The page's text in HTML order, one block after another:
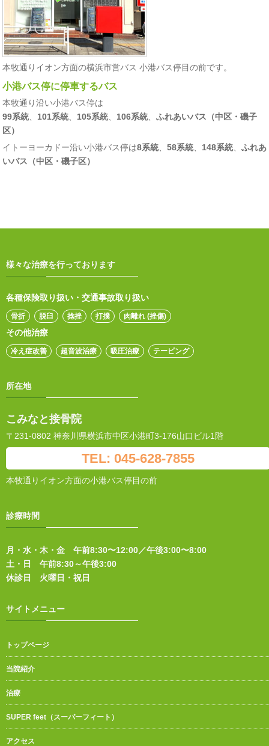
本牧通りイオン方面の横浜市営バス 小港バス停目の前です。
小港バス停に停車するバス
本牧通り沿い小港バス停は
99系統
101系統 105系統 106系統
ふれあいバス（中区・磯子
区）
イトーヨーカドー沿い小港バス停は8系統 58系統 148系統
ふれあ
いバス（中区・磯子区）
様々な治療を行っております
各種保険取り扱い・交通事故取り扱い
骨折 脱臼 捻挫 打撲 肉離れ (挫傷)
その他治療
冷え症改善 超音波治療 吸圧治療 テーピング
所在地
こみなと接骨院
〒231-0802 神奈川県横浜市中区小港町3-176山口ビル1階
TEL: 045-628-7855
本牧通りイオン方面の小港バス停目の前
診療時間
月・水・木・金 午前8:30〜12:00／午後3:00〜8:00
土・日 午前8:30～午後3:00
休診日 火曜日・祝日
サイトメニュー
トップページ
当院紹介
治療
SUPER feet（スーパーフィート）
アクセス